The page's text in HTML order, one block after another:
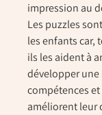
impression au
Les puzzles
les enfants car,
ils les aident à
développer
compétences
améliorent leur